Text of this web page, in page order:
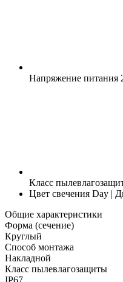
Напряжение питания
Класс
Цвет свечения Day |
Общие характеристики
Форма (сечение)
Круглый
Способ монтажа
Накладной
Класс пылевлагозащиты
IP67